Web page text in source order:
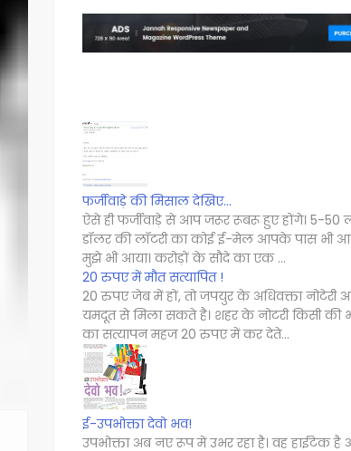
फर्जीवाड़े की मिसाल देखिए...
ऐसे ही फर्जीवाड़े से आप जरूर रूबरू हुए होंगे। 5-50
डॉलर की लॉटरी का कोई ई-मेल आपके पास भी
मुझे भी आया। करोड़ों के सौदे का एक ...
20 रुपए में मौत सत्यापित !
20 रुपए जेब में हों, तो जपयुर के अधिवक्ता नोटेरी
यमदूत से मिला सकते है। शहर के नोटरी किसी की
का सत्यापन महज 20 रुपए में कर देते...
ई-उपभोक्ता देवो भव!
उपभोक्ता अब नए रूप में उभर रहा है। वह हाईटेक है